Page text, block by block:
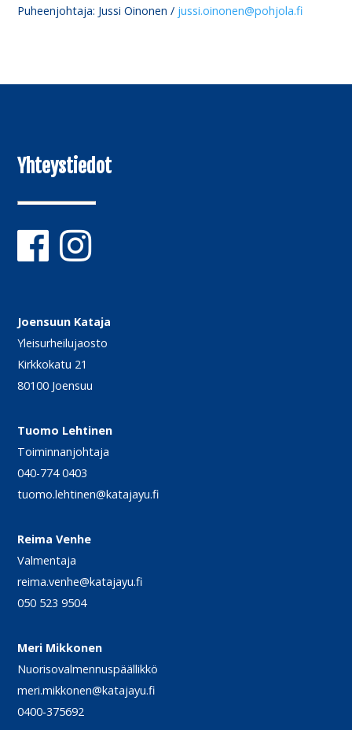
Puheenjohtaja: Jussi Oinonen / jussi.oinonen@pohjola.fi
Yhteystiedot
Joensuun Kataja
Yleisurheilujaosto
Kirkkokatu 21
80100 Joensuu
Tuomo Lehtinen
Toiminnanjohtaja
040-774 0403
tuomo.lehtinen@katajayu.fi
Reima Venhe
Valmentaja
reima.venhe@katajayu.fi
050 523 9504
Meri Mikkonen
Nuorisovalmennuspäällikkö
meri.mikkonen@katajayu.fi
0400-375692